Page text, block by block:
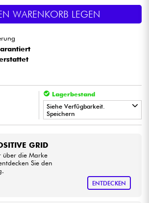
WARENKORB LEGEN
Lagerbestand
Siehe Verfügbarkeit.
Speichern
GRID
über die Marke
Sie den
ENTDECKEN